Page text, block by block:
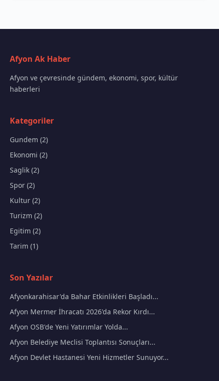
Afyon Ak Haber
Afyon ve çevresinde gündem, ekonomi, spor, kültür
haberleri
Kategoriler
Gundem (2)
Ekonomi (2)
Saglik (2)
Spor (2)
Kultur (2)
Turizm (2)
Egitim (2)
Tarim (1)
Son Yazılar
Afyonkarahisar'da Bahar Etkinlikleri Başladı...
Afyon Mermer İhracatı 2026'da Rekor Kırdı...
Afyon OSB'de Yeni Yatırımlar Yolda...
Afyon Belediye Meclisi Toplantısı Sonuçları...
Afyon Devlet Hastanesi Yeni Hizmetler Sunuyor...